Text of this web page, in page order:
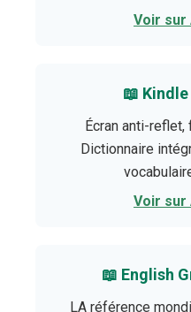
Voir sur
📖
Écran anti-
Dictionnaire
Voir sur
📖 English
LA référence